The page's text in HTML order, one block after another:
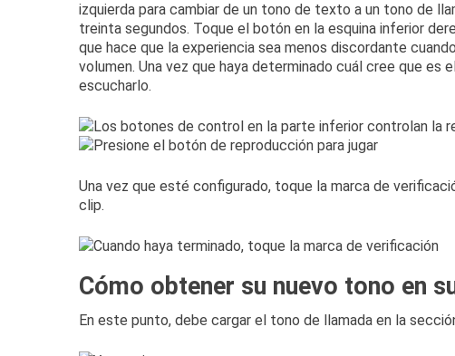
izquierda para cambiar de un tono de texto a un tono de
treinta segundos. Toque el botón en la esquina inferior
que hace que la experiencia sea menos discordante
volumen. Una vez que haya determinado cuál cree que
escucharlo.
Una vez que esté configurado, toque la marca de
clip.
Cómo obtener su nuevo tono en
En este punto, debe cargar el tono de llamada en la